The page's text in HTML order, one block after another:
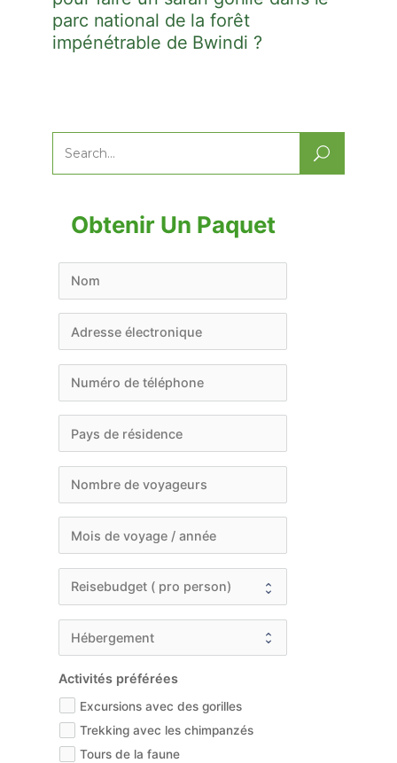
parc national de la forêt
impénétrable de Bwindi ?
Search
for:
Obtenir Un Paquet
Activités préférées
Excursions avec des gorilles
Trekking avec les chimpanzés
Tours de la faune